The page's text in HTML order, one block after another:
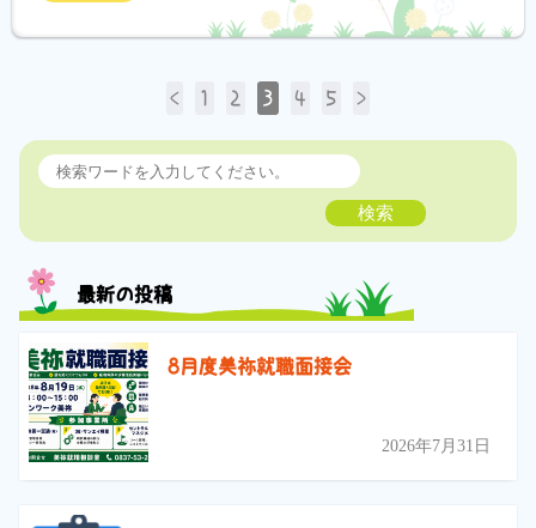
< 1 2 3 4 5 >
検索
最新の投稿
8月度美祢就職面接会
2026年7月31日